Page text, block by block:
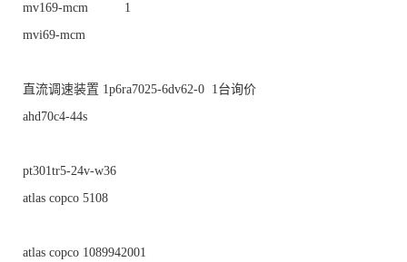
mv169-mcm 1
mvi69-mcm
直流调速装置 1p6ra7025-6dv62-0 1台询价
ahd70c4-44s
pt301tr5-24v-w36
atlas copco 5108
atlas copco 1089942001